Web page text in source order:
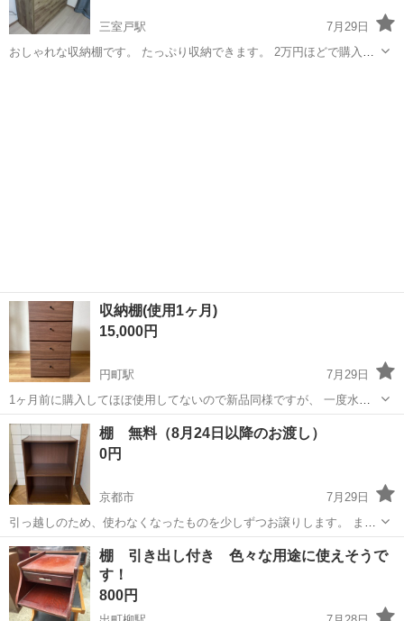
三室戸駅
7月29日
おしゃれな収納棚です。 たっぷり収納できます。 2万円ほどで購入
収納棚(使用1ヶ月)
15,000円
円町駅
7月29日
1ヶ月前に購入してほぼ使用してないので新品同様ですが、 一度水を
こぼしてしまい、棚下に水跡と棚の下が少しめくれ(4枚目、5枚目)があ
ります。 その他は新品同様、綺麗で使用するのには問題ないです。 今
回事情があり引越しするので...
京都 京都市 円町駅 収納家具
棚 無料（8月24日以降のお渡し）
0円
京都市
7月29日
引っ越しのため、使わなくなったものを少しずつお譲りします。 まだ
まだお使いいただけるものばかりです。 お渡し前に簡単に清掃してお
渡しします。 8月末以降のお渡しとなります。 正常に動作しますが、
傷や使用感があ...
京都 京都市 収納家具
棚 引き出し付き 色々な用途に使えそうで
す！
800円